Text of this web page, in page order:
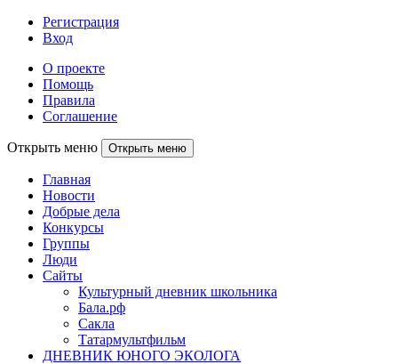
Регистрация
Вход
О проекте
Помощь
Правила
Соглашение
Открыть меню Открыть меню
Главная
Новости
Добрые дела
Конкурсы
Группы
Люди
Сайты
Культурный дневник школьника
Бала.рф
Сакла
Татармультфильм
ДНЕВНИК ЮНОГО ЭКОЛОГА